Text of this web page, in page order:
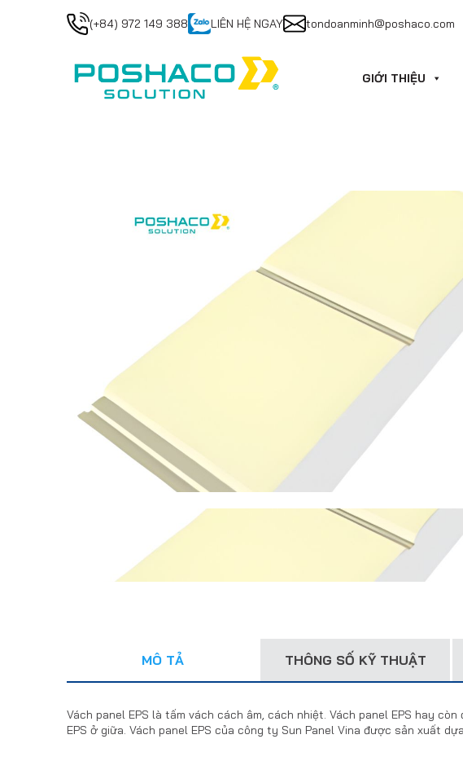
(+84) 972 149 388 LIÊN HỆ NGAY tondoanminh@poshaco.com
GIỚI THIỆU
MÔ TẢ THÔNG SỐ KỸ THUẬT
Vách panel EPS là tấm vách cách âm, cách nhiệt. Vách panel EPS hay
EPS ở giữa. Vách panel EPS của công ty Sun Panel Vina được sản xuất